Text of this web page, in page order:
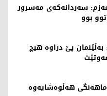
عەزم: سەردانەکەی مەسرور
بوو
عیسا بۆ کوردستان24: بەڵێنمان پێ دراوە هیچ
هەڵوەشایەوە